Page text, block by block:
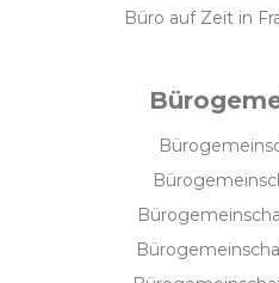
Büro auf Zeit in